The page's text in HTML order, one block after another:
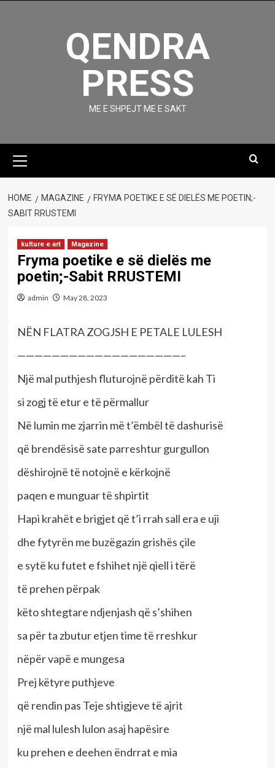
QENDRA
PRESS
ME E SHPEJT ME E SAKT
Menu
HOME MAGAZINE
FRYMA POETIKE E SË DIELËS ME POETIN;-
SABIT RRUSTEMI
kulture e art Magazine
Fryma poetike e së dielës me
poetin;-Sabit RRUSTEMI
admin May 28, 2023
NËN FLATRA ZOGJSH E PETALE LULESH
———————————————————–
Një mal puthjesh fluturojnë përditë kah Ti
si zogj të etur e të përmallur
Në lumin me zjarrin më t’ëmbël të dashurisë
që brendësisë sate parreshtur gurgullon
dëshirojnë të notojnë e kërkojnë
paqen e munguar të shpirtit
Hapi krahët e brigjet që t’i rrah sall era e uji
dhe fytyrën me buzëgazin grishës çile
e sytë ku futet e fshihet një qiell i tërë
të prehen përpak
këto shtegtare ndjenjash që s’shihen
sa për ta zbutur etjen time të rreshkur
nëpër vapë e mungesa
Prej këtyre puthjeve
që rendin pas Teje shtigjeve të ajrit
një mal lulesh lulon asaj hapësire
ku prehen e deehen ëndrrat e mia